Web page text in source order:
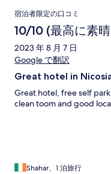
口
コ
ミ
宿泊者限定の口コミ
10/10 (最高に素
2023 年 8 月 7 日
Google で翻訳
Great hotel in
Great hotel, free self
clean toom and good
Shahar、1 泊旅行